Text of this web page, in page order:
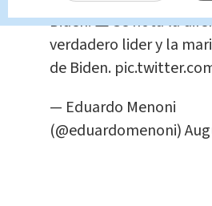
Biden. ⚠️ Se nota la
verdadero lider y la
de Biden.
— Eduardo Menoni
(@eduardomenoni)